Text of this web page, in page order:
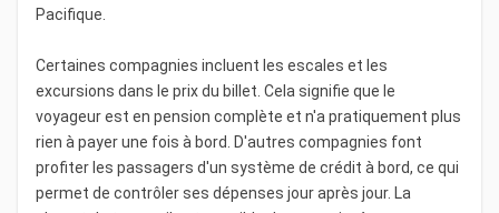
Pacifique.
Certaines compagnies incluent les escales et les
excursions dans le prix du billet. Cela signifie que le
voyageur est en pension complète et n'a pratiquement plus
rien à payer une fois à bord. D'autres compagnies font
profiter les passagers d'un système de crédit à bord, ce qui
permet de contrôler ses dépenses jour après jour. La